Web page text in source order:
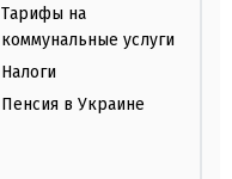
Тарифы на
коммунальные услуги
Налоги
Пенсия в Украине